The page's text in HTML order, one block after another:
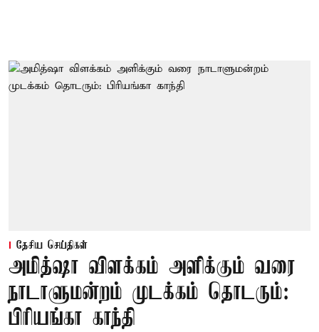
தேசிய செய்திகள்
அமித்ஷா விளக்கம் அளிக்கும் வரை
நாடாளுமன்றம் முடக்கம் தொடரும்:
பிரியங்கா காந்தி